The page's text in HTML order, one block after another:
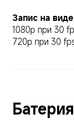
Запис на
1080p при 30
720p при 30